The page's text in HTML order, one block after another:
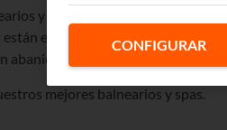
y spas se han adaptado a los
en entornos naturales de
abanico de opciones tan amplio
mejores balnearios y spas.
CONFIGURAR